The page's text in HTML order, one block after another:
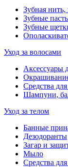
Зубная
Зубные
Зубные
Уход за волосами
Аксессуары
Средства
Шампуни,
Уход за телом
Банные
Дезодоранты
Загар и
Мыло
Средства